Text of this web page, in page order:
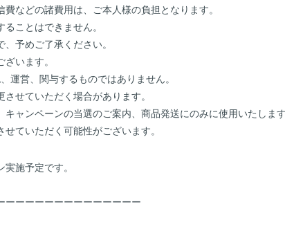
などの諸費用は、ご本人様の負担となります。
ことはできません。
予めご了承ください。
います。
運営、関与するものではありません。
せていただく場合があります。
キャンペーンの当選のご案内、商品発送にのみに使用いたしま
ていただく可能性がございます。
施予定です。
ーーーーーーーーーーーーーー